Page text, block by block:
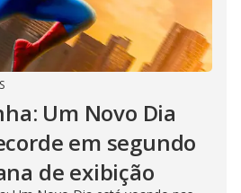
Um Novo Dia
em segundo
de exibição